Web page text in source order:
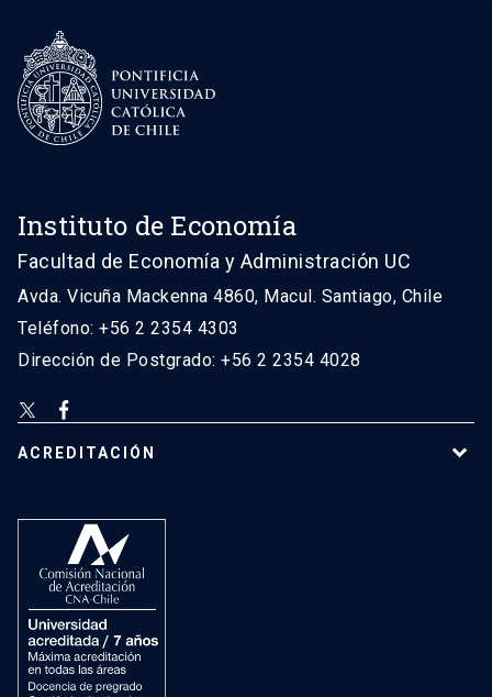
Instituto de Economía
Facultad de Economía y Administración UC
Avda. Vicuña Mackenna 4860, Macul. Santiago, Chile
Teléfono: +56 2 2354 4303
Dirección de Postgrado: +56 2 2354 4028
ACREDITACIÓN